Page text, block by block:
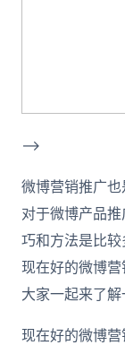
–>
微博营销推广
对于微博产品
巧和方法是比
现在好的微博
大家一起来了解
现在好的微博